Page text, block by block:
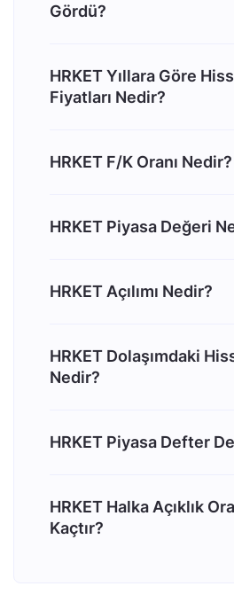
Gördü?
HRKET Yıllara Göre
Fiyatları Nedir?
HRKET F/K Oranı Nedir?
HRKET Piyasa Değeri
HRKET Açılımı Nedir?
HRKET Dolaşımdaki
Nedir?
HRKET Piyasa Defter
HRKET Halka Açıklık
Kaçtır?